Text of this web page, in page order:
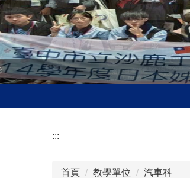
:::
首頁 教學單位 汽車科